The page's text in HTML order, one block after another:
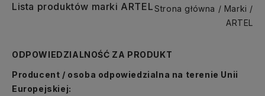
Lista produktów marki ARTELStrona główna
Marki
ARTEL
ODPOWIEDZIALNOŚĆ ZA PRODUKT
Producent / osoba odpowiedzialna na terenie Unii
Europejskiej: